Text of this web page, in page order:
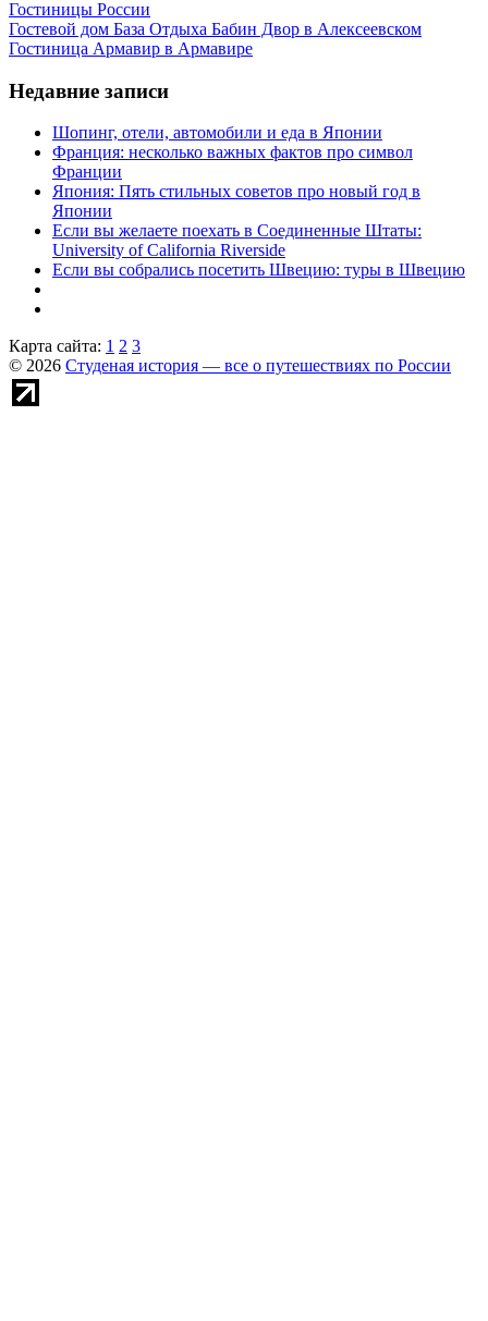
Гостиницы России
Гостевой дом База Отдыха Бабин Двор в Алексеевском
Гостиница Армавир в Армавире
Недавние записи
Шопинг, отели, автомобили и еда в Японии
Франция: несколько важных фактов про символ
Франции
Япония: Пять стильных советов про новый год в
Японии
Если вы желаете поехать в Соединенные Штаты:
University of California Riverside
Если вы собрались посетить Швецию: туры в Швецию
Карта сайта: 1 2 3
© 2026 Студеная история — все о путешествиях по России